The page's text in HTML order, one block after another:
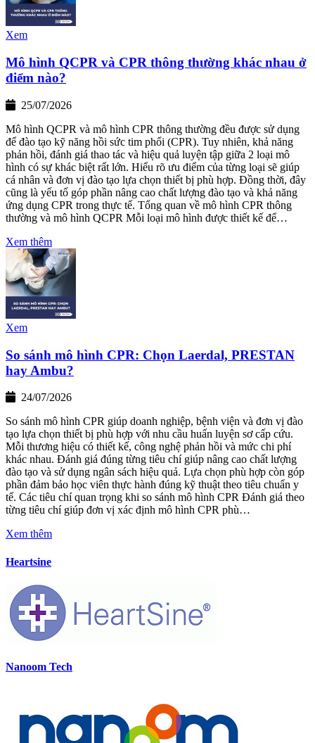
Xem
Mô hình QCPR và CPR thông thường khác nhau ở
điểm nào?
25/07/2026
Mô hình QCPR và mô hình CPR thông thường đều được sử dụng
để đào tạo kỹ năng hồi sức tim phổi (CPR). Tuy nhiên, khả năng
phản hồi, đánh giá thao tác và hiệu quả luyện tập giữa 2 loại mô
hình có sự khác biệt rất lớn. Hiểu rõ ưu điểm của từng loại sẽ giúp
cá nhân và đơn vị đào tạo lựa chọn thiết bị phù hợp. Đồng thời, đây
cũng là yếu tố góp phần nâng cao chất lượng đào tạo và khả năng
ứng dụng CPR trong thực tế. Tổng quan về mô hình CPR thông
thường và mô hình QCPR Mỗi loại mô hình được thiết kế để…
Xem thêm
Xem
So sánh mô hình CPR: Chọn Laerdal, PRESTAN
hay Ambu?
24/07/2026
So sánh mô hình CPR giúp doanh nghiệp, bệnh viện và đơn vị đào
tạo lựa chọn thiết bị phù hợp với nhu cầu huấn luyện sơ cấp cứu.
Mỗi thương hiệu có thiết kế, công nghệ phản hồi và mức chi phí
khác nhau. Đánh giá đúng từng tiêu chí giúp nâng cao chất lượng
đào tạo và sử dụng ngân sách hiệu quả. Lựa chọn phù hợp còn góp
phần đảm bảo học viên thực hành đúng kỹ thuật theo tiêu chuẩn y
tế. Các tiêu chí quan trọng khi so sánh mô hình CPR Đánh giá theo
từng tiêu chí giúp đơn vị xác định mô hình CPR phù…
Xem thêm
Heartsine
Nanoom Tech